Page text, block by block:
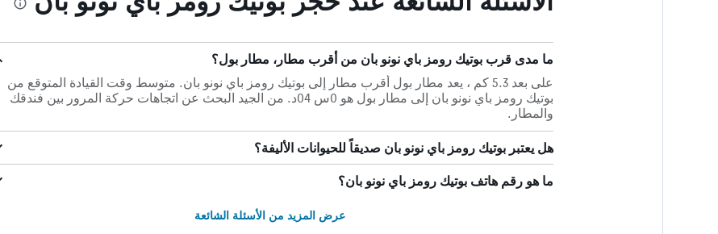
ما مدى قرب بوتيك رومز باي نونو بان من أقرب مطار، مطار بول؟
على بعد 5.3 كم ، يعد مطار بول أقرب مطار إلى بوتيك رومز باي نونو بان. متوسط وقت القيادة المتوقع من
بوتيك رومز باي نونو بان إلى مطار بول هو 0س 04د. من الجيد البحث عن اتجاهات حركة المرور بين فندقك
والمطار.
هل يعتبر بوتيك رومز باي نونو بان صديقاً للحيوانات الأليفة؟
ما هو رقم هاتف بوتيك رومز باي نونو بان؟
عرض المزيد من الأسئلة الشائعة